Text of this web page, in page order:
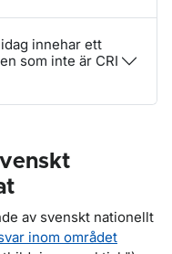
innehar ett
som inte är CRI
av svenskt nationellt
inom området